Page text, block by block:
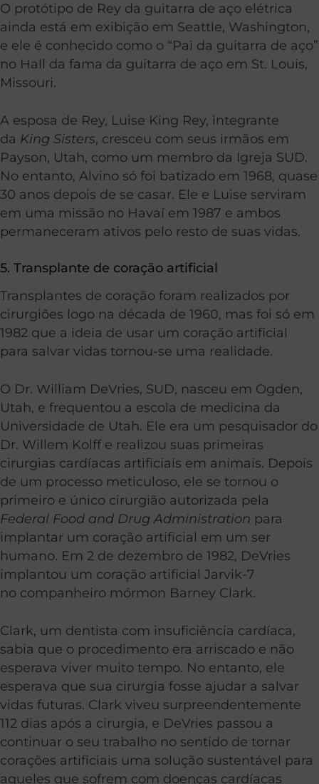
O protótipo de Rey da guitarra de aço elétrica
ainda está em exibição em Seattle, Washington,
e ele é conhecido como o “Pai da guitarra de aço”
no Hall da fama da guitarra de aço em St. Louis,
Missouri.
A esposa de Rey, Luise King Rey, integrante
da King Sisters, cresceu com seus irmãos em
Payson, Utah, como um membro da Igreja SUD.
No entanto, Alvino só foi batizado em 1968, quase
30 anos depois de se casar. Ele e Luise serviram
em uma missão no Havaí em 1987 e ambos
permaneceram ativos pelo resto de suas vidas.
5. Transplante de coração artificial
Transplantes de coração foram realizados por
cirurgiões logo na década de 1960, mas foi só em
1982 que a ideia de usar um coração artificial
para salvar vidas tornou-se uma realidade.
O Dr. William DeVries, SUD, nasceu em Ogden,
Utah, e frequentou a escola de medicina da
Universidade de Utah. Ele era um pesquisador do
Dr. Willem Kolff e realizou suas primeiras
cirurgias cardíacas artificiais em animais. Depois
de um processo meticuloso, ele se tornou o
primeiro e único cirurgião autorizada pela
Federal Food and Drug Administration para
implantar um coração artificial em um ser
humano. Em 2 de dezembro de 1982, DeVries
implantou um coração artificial Jarvik-7
no companheiro mórmon Barney Clark.
Clark, um dentista com insuficiência cardíaca,
sabia que o procedimento era arriscado e não
esperava viver muito tempo. No entanto, ele
esperava que sua cirurgia fosse ajudar a salvar
vidas futuras. Clark viveu surpreendentemente
112 dias após a cirurgia, e DeVries passou a
continuar o seu trabalho no sentido de tornar
corações artificiais uma solução sustentável para
aqueles que sofrem com doenças cardíacas